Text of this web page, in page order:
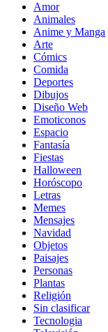
Amor
Animales
Anime y Manga
Arte
Cómics
Comida
Deportes
Dibujos
Diseño Web
Emoticonos
Espacio
Fantasía
Fiestas
Halloween
Horóscopo
Letras
Memes
Mensajes
Navidad
Objetos
Paisajes
Personas
Plantas
Religión
Sin clasificar
Tecnologia